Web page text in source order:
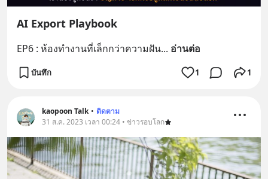
AI Export Playbook
EP6 : ห้องทำงานที่เล็กกว่าความฝัน... อ่านต่อ
บันทึก 1 1
kaopoon Talk • ติดตาม
31 ส.ค. 2023 เวลา 00:24 • ข่าวรอบโลก